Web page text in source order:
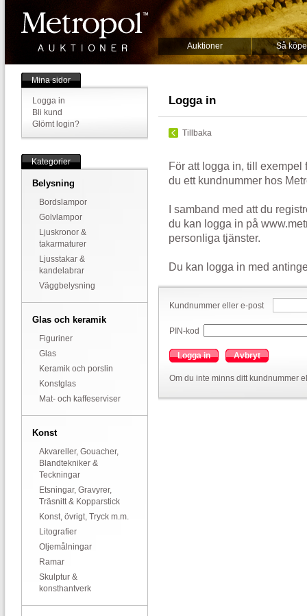
Auktioner Så
Mina sidor
Logga in
Bli kund
Glömt login?
Kategorier
Belysning
Bordslampor
Golvlampor
Ljuskronor &
takarmaturer
Ljusstakar &
kandelabrar
Väggbelysning
Glas och keramik
Figuriner
Glas
Keramik och porslin
Konstglas
Mat- och kaffeserviser
Konst
Akvareller, Gouacher,
Blandtekniker &
Teckningar
Etsningar, Gravyrer,
Träsnitt & Kopparstick
Konst, övrigt, Tryck m.m.
Litografier
Oljemålningar
Ramar
Skulptur &
konsthantverk
Logga in
Tillbaka
För att logga in, till exempel
du ett kundnummer hos
I samband med att du
du kan logga in på
personliga tjänster.
Du kan logga in med
Kundnummer eller e-post
PIN-kod
Logga in Avbryt
Om du inte minns ditt kundnummer